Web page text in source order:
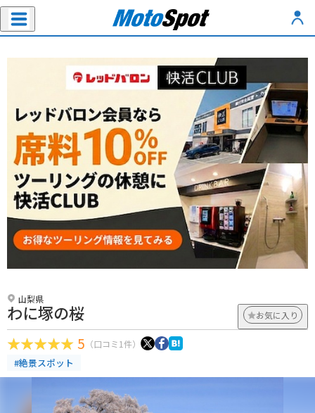
山梨県
わに塚の桜 お気に入り
5 （口コミ1件）
#絶景スポット